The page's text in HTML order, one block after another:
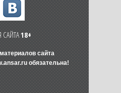
САЙТА18+
сайта
обязательна!